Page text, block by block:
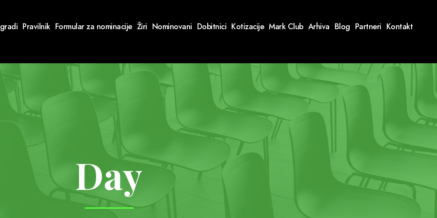
Pravilnik Formular za nominacije Žiri Nominovani Dobitnici Kotizacije Mark Club Arhiva Blog Partneri Kontakt
Day